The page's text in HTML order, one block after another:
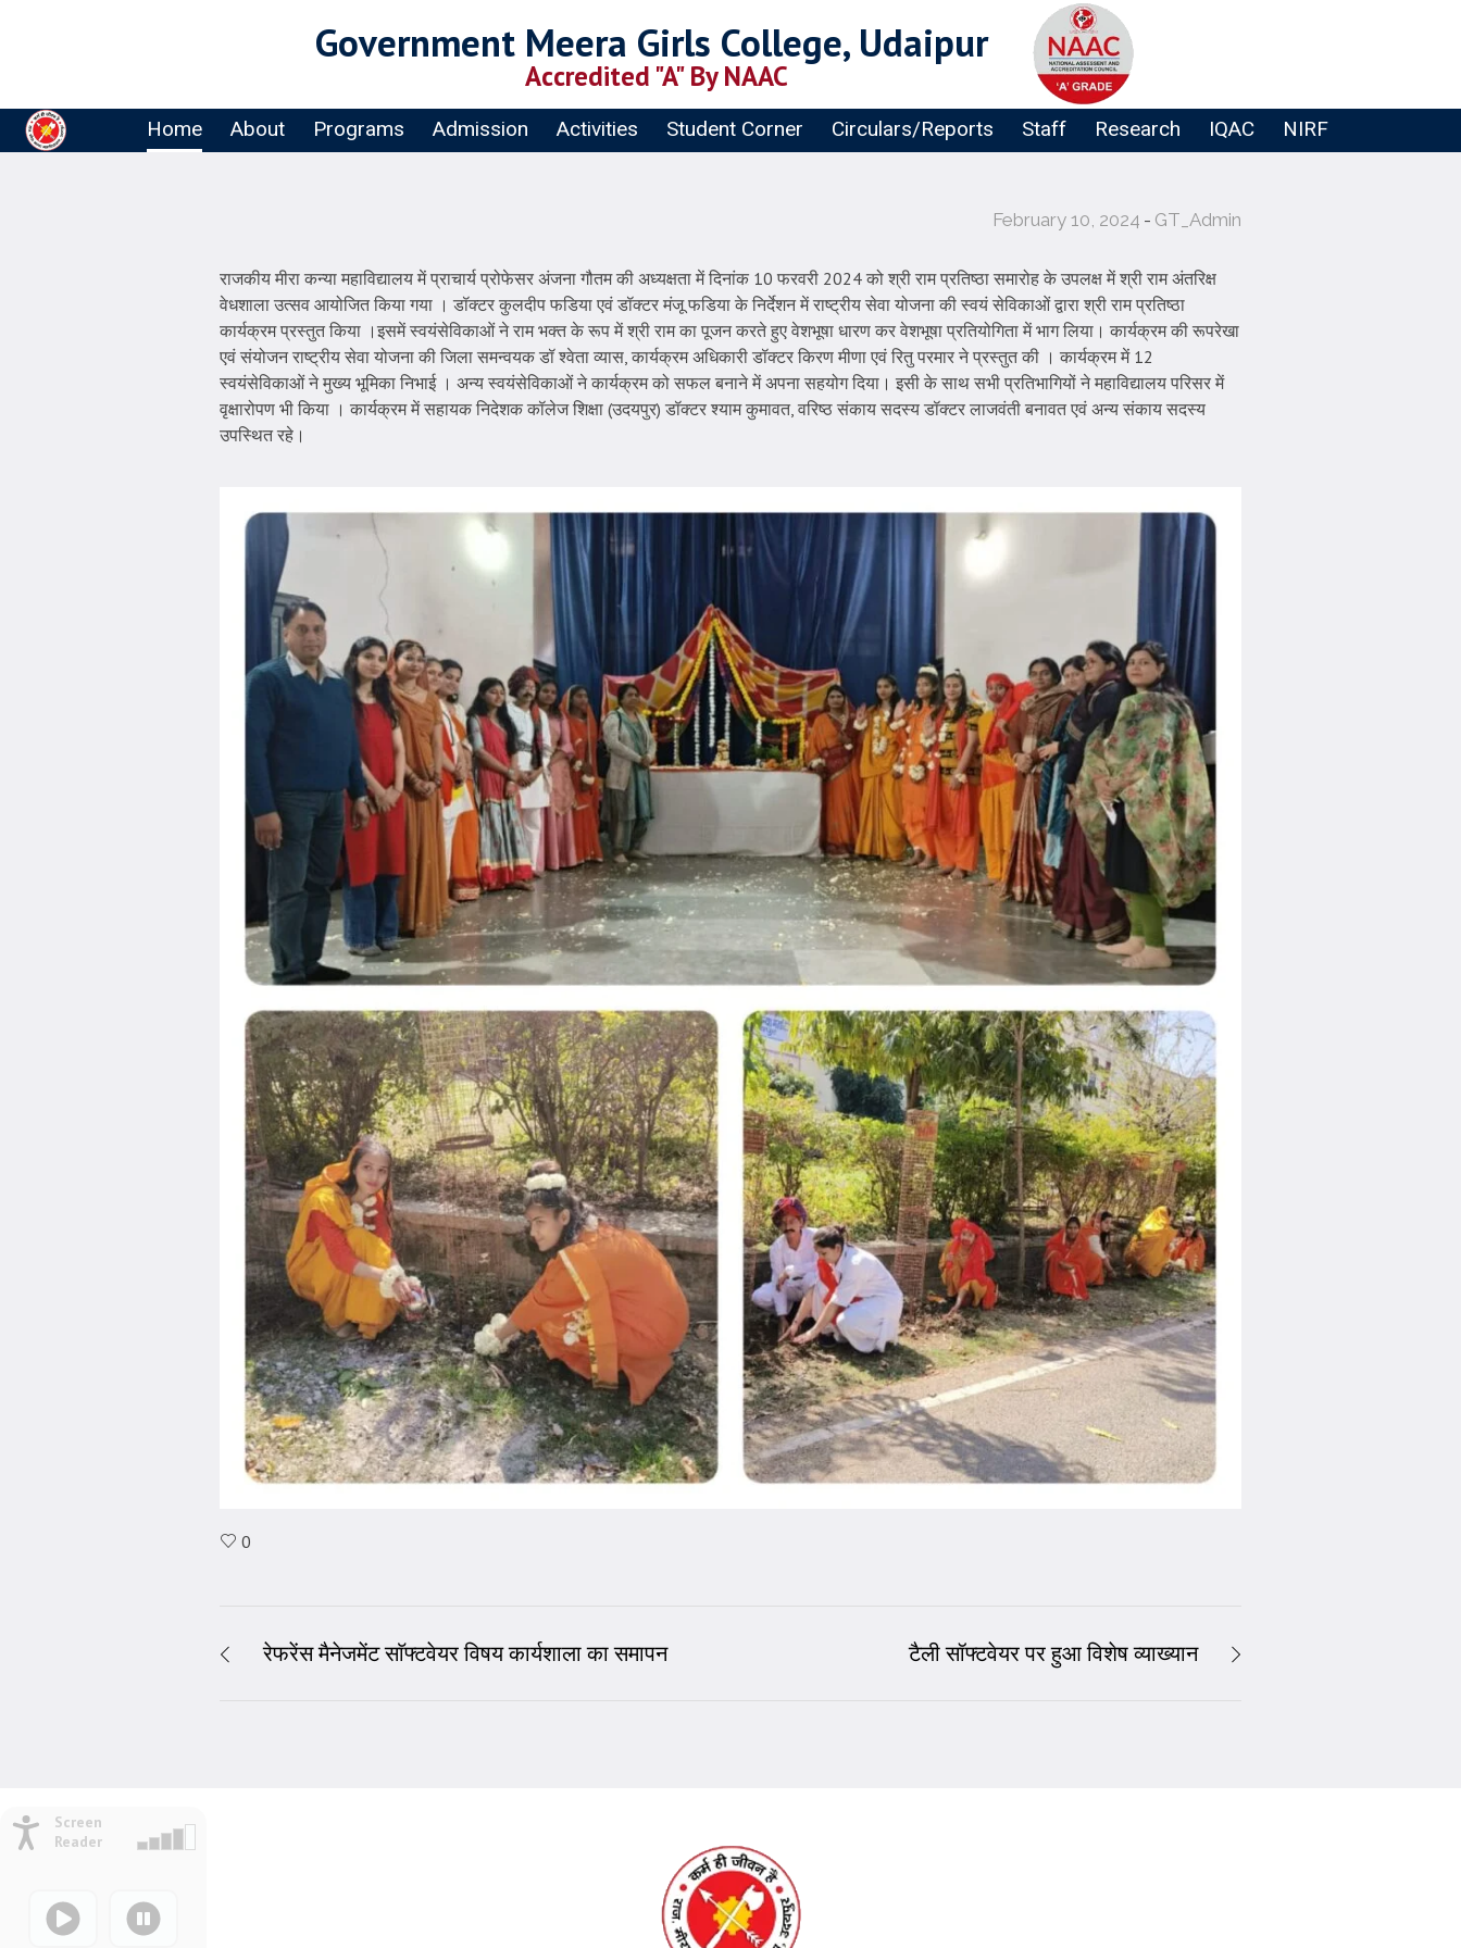
Government Meera Girls College, Udaipur
Accredited "A" By NAAC
Home About Programs Admission Activities Student Corner Circulars/Reports Staff Research IQAC NIRF
February 10, 2024 GT_Admin
राजकीय मीरा कन्या महाविद्यालय में प्राचार्य प्रोफेसर अंजना गौतम की अध्यक्षता में दिनांक 10 फरवरी 2024 को श्री राम प्रतिष्ठा समारोह के उपलक्ष में श्री राम अंतरिक्ष
वेधशाला उत्सव आयोजित किया गया । डॉक्टर कुलदीप फडिया एवं डॉक्टर मंजू फडिया के निर्देशन में राष्ट्रीय सेवा योजना की स्वयं सेविकाओं द्वारा श्री राम प्रतिष्ठा
कार्यक्रम प्रस्तुत किया ।इसमें स्वयंसेविकाओं ने राम भक्त के रूप में श्री राम का पूजन करते हुए वेशभूषा धारण कर वेशभूषा प्रतियोगिता में भाग लिया। कार्यक्रम की रूपरेखा
एवं संयोजन राष्ट्रीय सेवा योजना की जिला समन्वयक डॉ श्वेता व्यास, कार्यक्रम अधिकारी डॉक्टर किरण मीणा एवं रितु परमार ने प्रस्तुत की । कार्यक्रम में 12
स्वयंसेविकाओं ने मुख्य भूमिका निभाई । अन्य स्वयंसेविकाओं ने कार्यक्रम को सफल बनाने में अपना सहयोग दिया। इसी के साथ सभी प्रतिभागियों ने महाविद्यालय परिसर में
वृक्षारोपण भी किया । कार्यक्रम में सहायक निदेशक कॉलेज शिक्षा (उदयपुर) डॉक्टर श्याम कुमावत, वरिष्ठ संकाय सदस्य डॉक्टर लाजवंती बनावत एवं अन्य संकाय सदस्य
उपस्थित रहे।
0
रेफरेंस मैनेजमेंट साॅफ्टवेयर विषय कार्यशाला का समापन टैली सॉफ्टवेयर पर हुआ विशेष व्याख्यान
Screen
Reader